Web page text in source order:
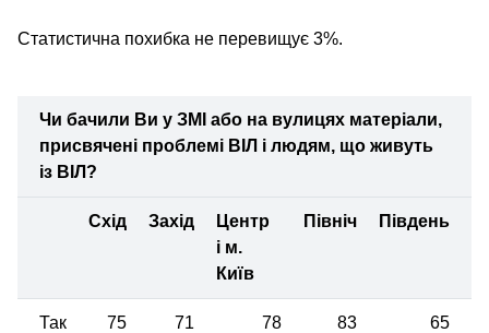
Статистична похибка не перевищує 3%.
Чи бачили Ви у ЗМІ або на вулицях матеріали,
присвячені проблемі ВІЛ і людям, що живуть
із ВІЛ?
Схід Захід
Центр
і м.
Київ
Північ Південь
Так 75 71 78 83 65